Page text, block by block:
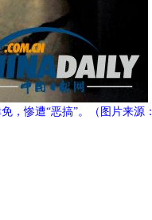
，惨遭“恶搞”。（图片来源：